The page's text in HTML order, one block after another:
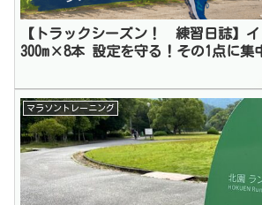
【トラックシーズン！ 練習日誌】
300m×8本 設定を守る！その1点に集
マラソントレーニング